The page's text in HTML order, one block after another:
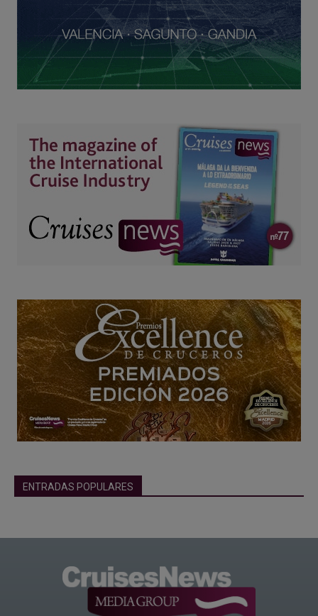
ENTRADAS POPULARES